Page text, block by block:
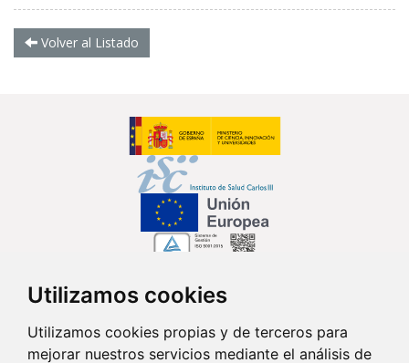
Utilizamos cookies
Utilizamos cookies propias y de terceros para
mejorar nuestros servicios mediante el análisis de
Volver al Listado
Síguenos en...